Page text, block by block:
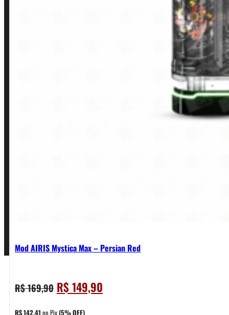
Mod AIRIS Mystica Max – Persian Red
R$169,90 O
preço
original
R$149,90
preço
R$142,41 no Pix(5% OFF)